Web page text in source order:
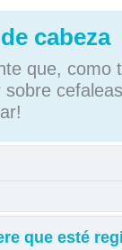
cabeza
que, como
que esté